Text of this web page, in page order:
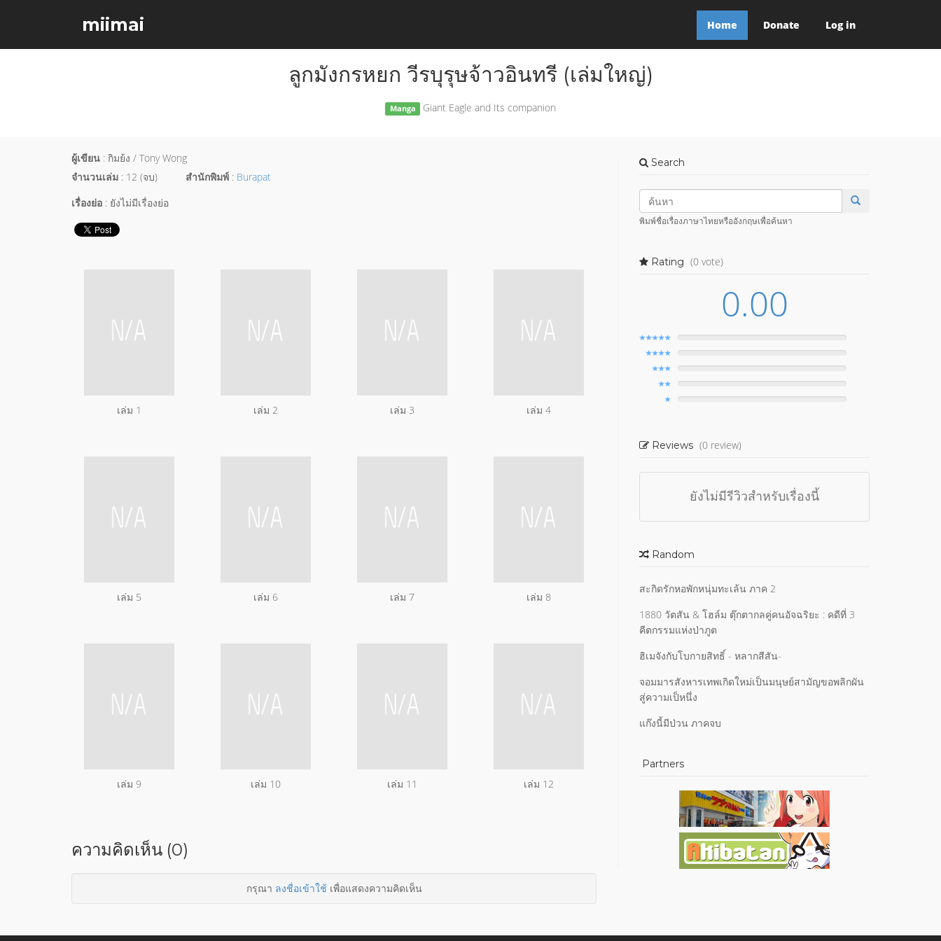
miimai Home Donate Log in
ลูกมังกรหยก วีรบุรุษจ้าวอินทรี (เล่มใหญ่)
Manga Giant Eagle and Its companion
ผู้เขียน : กิมย้ง / Tony Wong
จำนวนเล่ม : 12 (จบ) สำนักพิมพ์ : Burapat
เรื่องย่อ : ยังไม่มีเรื่องย่อ
เล่ม 1 เล่ม 2 เล่ม 3 เล่ม 4
เล่ม 5 เล่ม 6 เล่ม 7 เล่ม 8
เล่ม 9 เล่ม 10 เล่ม 11 เล่ม 12
ความคิดเห็น (0)
กรุณา ลงชื่อเข้าใช้เพื่อแสดงความคิดเห็น
Search
พิมพ์ชื่อเรื่องภาษาไทยหรืออังกฤษเพื่อค้นหา
Rating (0 vote)
0.00
Reviews (0 review)
ยังไม่มีรีวิวสำหรับเรื่องนี้
Random
สะกิดรักหอพักหนุ่มทะเล้น ภาค 2
1880 วัตสัน & โฮล์ม ตุ๊กตากลคู่คนอัจฉริยะ : คดีที่ 3
คีตกรรมแห่งป่าภูต
ฮิเมจังกับโบกายสิทธิ์ - หลากสีสัน-
จอมมารสังหารเทพเกิดใหม่เป็นมนุษย์สามัญขอพลิกผัน
สู่ความเป็หนึ่ง
แก๊งนี้มีป่วน ภาคจบ
Partners